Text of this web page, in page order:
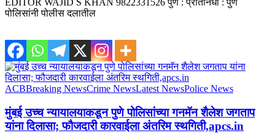
EDITOR WAJID S KHAN 9822331526 पुणे : प्रतिनिधी : पुणे
पोलिसांनी पोलीस दलातील
ACBBreaking NewsCrime NewsLatest NewsPolice News
मुंबई उच्च न्यायालयाकडून पुणे पोलिसांच्या गनमॅन शैलेश जगताप
यांना दिलासा; फौजदारी कारवाईला अंतरिम स्थगिती,apcs.in